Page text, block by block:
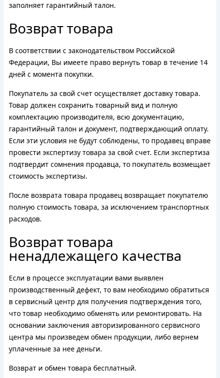
заполняет гарантийный талон.
Возврат товара
В соответствии с законодательством Российской
Федерации, Вы имеете право вернуть товар в течение 14
дней с момента покупки.
Покупатель за свой счет осуществляет доставку товара.
Товар должен сохранить товарный вид и полную
комплектацию производителя, всю документацию,
гарантийный талон и документ, подтверждающий оплату.
Если эти условия не будут соблюдены, то продавец вправе
провести экспертизу товара за свой счет. Если экспертиза
подтвердит сомнения продавца, то покупатель возмещает
стоимость экспертизы.
После возврата товара продавец возвращает покупателю
полную стоимость товара, за исключением транспортных
расходов.
Возврат товара
ненадлежащего качества
Если в процессе эксплуатации вами выявлен
производственный дефект, то вам необходимо обратиться
в сервисный центр для получения подтверждения того,
что товар необходимо обменять или ремонтировать. На
основании заключения авторизированного сервисного
центра мы произведем обмен продукции, либо вернем
уплаченные за нее деньги.
Возврат и обмен товара бесплатный.